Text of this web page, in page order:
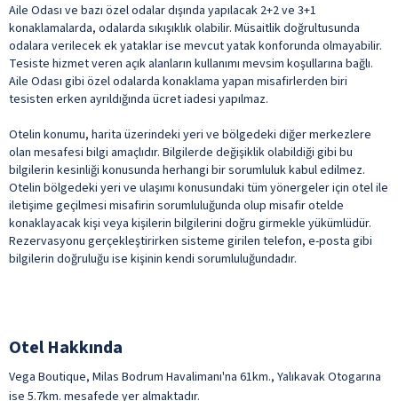
Aile Odası ve bazı özel odalar dışında yapılacak 2+2 ve 3+1
konaklamalarda, odalarda sıkışıklık olabilir. Müsaitlik doğrultusunda
odalara verilecek ek yataklar ise mevcut yatak konforunda olmayabilir.
Tesiste hizmet veren açık alanların kullanımı mevsim koşullarına bağlı.
Aile Odası gibi özel odalarda konaklama yapan misafirlerden biri
tesisten erken ayrıldığında ücret iadesi yapılmaz.
Otelin konumu, harita üzerindeki yeri ve bölgedeki diğer merkezlere
olan mesafesi bilgi amaçlıdır. Bilgilerde değişiklik olabildiği gibi bu
bilgilerin kesinliği konusunda herhangi bir sorumluluk kabul edilmez.
Otelin bölgedeki yeri ve ulaşımı konusundaki tüm yönergeler için otel ile
iletişime geçilmesi misafirin sorumluluğunda olup misafir otelde
konaklayacak kişi veya kişilerin bilgilerini doğru girmekle yükümlüdür.
Rezervasyonu gerçekleştirirken sisteme girilen telefon, e-posta gibi
bilgilerin doğruluğu ise kişinin kendi sorumluluğundadır.
Otel Hakkında
Vega Boutique, Milas Bodrum Havalimanı'na 61km., Yalıkavak Otogarına
ise 5.7km. mesafede yer almaktadır.